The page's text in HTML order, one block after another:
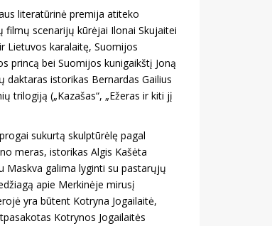
literatūrinė premija atiteko
filmų scenarijų kūrėjai Ilonai Skujaitei
Lietuvos karalaitę, Suomijos
princą bei Suomijos kunigaikštį Joną
istorikas Bernardas Gailius
trilogiją („Kazašas“, „Ežeras ir kiti jį
sukurtą skulptūrėlę pagal
meras, istorikas Algis Kašėta
Maskva galima lyginti su pastarųjų
apie Merkinėje mirusį
yra būtent Kotryna Jogailaitė,
Kotrynos Jogailaitės